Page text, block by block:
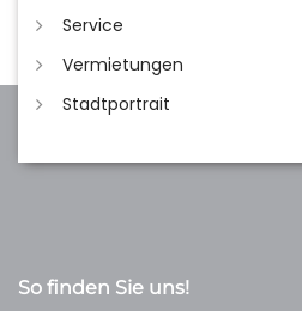
Service
Vermietungen
Stadtportrait
So finden Sie uns!